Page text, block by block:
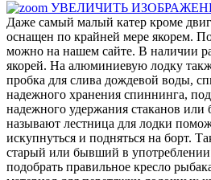
УВЕЛИЧИТЬ
Даже самый малый катер кроме
оснащен по крайней мере якорем.
можно на нашем сайте. В наличии
якорей. На алюминиевую лодку
пробка для слива дождевой воды,
надежного хранения спиннинга,
надежного удержания стаканов
называют лестница для лодки
искупнуться и подняться на борт.
старый или бывший в
подобрать правильное кресло